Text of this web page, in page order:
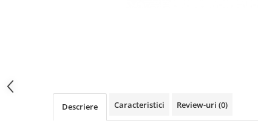
Descriere Caracteristici Review-uri (0)